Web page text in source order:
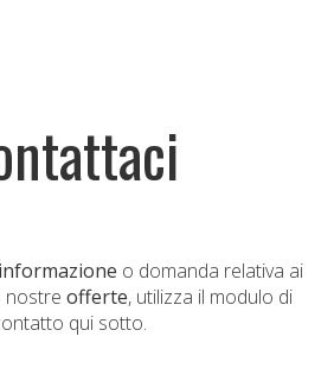
o domanda relativa ai
nostre offerte, utilizza il modulo di
qui sotto.